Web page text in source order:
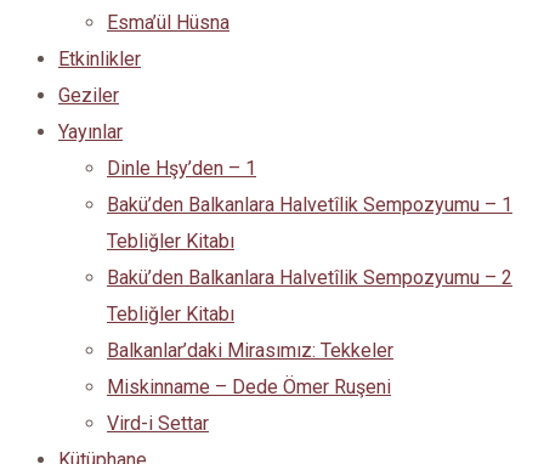
Esma’ül Hüsna
Etkinlikler
Geziler
Yayınlar
Dinle Hşy’den – 1
Bakü’den Balkanlara Halvetîlik Sempozyumu – 1
Tebliğler Kitabı
Bakü’den Balkanlara Halvetîlik Sempozyumu – 2
Tebliğler Kitabı
Balkanlar’daki Mirasımız: Tekkeler
Miskinname – Dede Ömer Ruşeni
Vird-i Settar